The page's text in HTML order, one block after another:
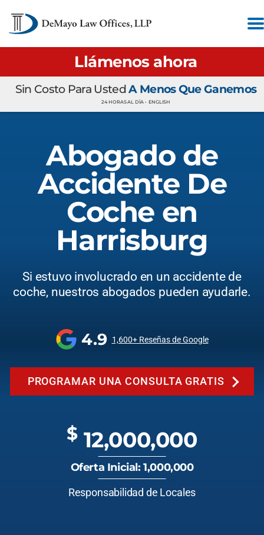
Llámenos ahora
Sin Costo Para UstedA Menos Que Ganemos
24 HORAS AL DÍA • ENGLISH
Abogado de
Accidente De
Coche en
Harrisburg
Si estuvo involucrado en un accidente de
coche, nuestros abogados pueden ayudarle.
4.9 1,600+ Reseñas de Google
PROGRAMAR UNA CONSULTA GRATIS
$ 12,000,000
Oferta Inicial: 1,000,000
Responsabilidad de Locales